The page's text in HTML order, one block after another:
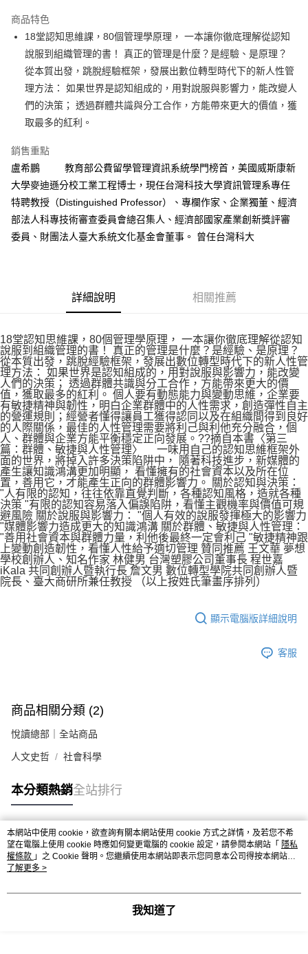
運送方式
付款後全家取貨
每筆NT$60，滿NT$499(含以上)免運費
付款後7-11取貨
每筆NT$60，滿NT$499(含以上)免運費
宅配
每筆NT$100，滿NT$499(含以上)免運費
商品特色
18堂認知思維課，80個管理學原理， 一本讓你徹底理解從認知
說服到組織管理的書！ 真正的管理是什麼？是經驗、是原理？
從本質出發，跳脫經驗框架，發展出數位轉型時代下的新人性管
理方法： 如果世界是認知組成的，用對說服與影響力，能改變人
們的決策； 透過群體共識與分工合作，方能帶來更大的價值，獲
取最多的紅利。
銷售重點
盧希鵬 教育部公費留學管理資訊系統學門榜首，美國威斯康新
大學麥迪遜分校工業工程博士，現任台灣科技大學資訊管理系專任
特聘教授（Distinguished Professor）、專欄作家、企業獨董、經濟
部法人科專技術審查委員會總召集人、經濟部國家產業創新獎評審
委員、財團法人臺大系統文化基金會董事。 曾任台灣科大
詳細說明 相關推薦
18堂認知思維課，80個管理學原理， 一本讓你徹底理解從認知
說服到組織管理的書！ 真正的管理是什麼？是經驗、是原理？
從本質出發，跳脫經驗框架，發展出數位轉型時代下的新人性管
理方法： 如果世界是認知組成的，用對說服與影響力，能改變
人們的決策； 透過群體共識與分工合作，方能帶來更大的價
值，獲取最多的紅利。 個人要有動態能力與變動思維，企業要
有敏捷精神與韌性，明白企業群體中的人性需求，創造彈性自主
的營運規則；經營者懂得讓員工獲得認同以及在組織間得到良好
的人際關係，最佳的人性管理需要將利己與利他充分融合，個
人、群體與企業方能平衡穩定正向發展。??摘自本書〈第三
篇：群體、敏捷與人性管理〉 一味用自己的認知思維框架外
面的世界，將掉入許多決策陷阱中， 隨著科技進步，新媒體的
產生讓知識鴻溝更加明顯， 看懂擁有的社會資本以及所在位
置，善用它，才能產生正向的群體影響力。 關於認知與決策：
"人有限的認知，往往依靠直覺判斷，各種認知風格，造就各種
決策 "有限的認知容易落入偏誤陷阱，看懂主觀機率與價值可規
避風險 關於說服與影響力： "個人有效的說服發揮極大的影響力
"媒體影響力造成更大的知識鴻溝 關於群體、敏捷與人性管理：
"善用社會資本與群體力量，利他後最終一定會利己 "敏捷精神跟
上變動創造韌性，看懂人性給予適切管理 贊同推薦 王文華 夢想
學校創辦人、知名作家 林健男 台灣塑膠公司董事長 程世嘉
iKala 共同創辦人暨執行長 詹文男 數位轉型學院共同創辦人暨
院長、臺大商研所兼任教授 （以上按姓氏筆畫序排列）
顯示電腦版詳細說明
客服
商品相關分類 (2)
悅讀總部｜全站商品
人文史哲 社會科學
本分類熱銷全站排行
熱門標籤
本網站中使用 cookie，欲查詢有關本網站使用 cookie 方式之詳情，及若您不希
望在電腦上使用 cookie 時應如何變更電腦的 cookie 設定，請參閱本網站「 隱私
權條款 」之 Cookie 聲明。您繼續使用本網站即表示您同意本公司得按本網站使
用條款之 Cookie 聲明使用 cookie。
了解更多 >
我知道了